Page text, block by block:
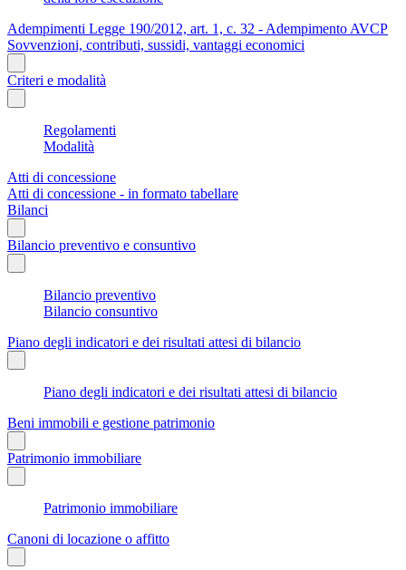
Adempimenti Legge 190/2012, art. 1, c. 32 - Adempimento AVCP
Sovvenzioni, contributi, sussidi, vantaggi economici
Criteri e modalità
Regolamenti
Modalità
Atti di concessione
Atti di concessione - in formato tabellare
Bilanci
Bilancio preventivo e consuntivo
Bilancio preventivo
Bilancio consuntivo
Piano degli indicatori e dei risultati attesi di bilancio
Piano degli indicatori e dei risultati attesi di bilancio
Beni immobili e gestione patrimonio
Patrimonio immobiliare
Patrimonio immobiliare
Canoni di locazione o affitto